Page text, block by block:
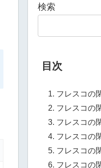
検索
目次
フレスコの
フレスコの
フレスコの
フレスコの
フレスコの
フレスコの